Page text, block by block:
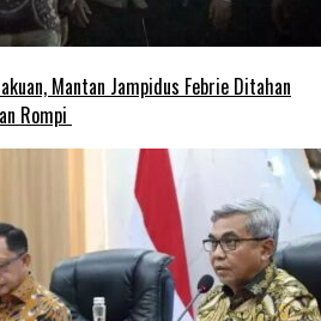
Mantan Jampidus Febrie Ditahan
Rompi